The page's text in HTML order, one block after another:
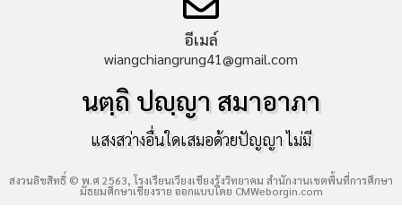
อีเมล์
wiangchiangrung41@gmail.com
นตฺถิ ปญฺญา สมาอาภา
แสงสว่างอื่นใดเสมอด้วยปัญญา ไม่มี
สงวนลิขสิทธิ์ © พ.ศ 2563, โรงเรียนเวียงเชียงรุ้งวิทยาคม สำนักงานเขตพื้นที่การศึกษา
มัธยมศึกษาเชียงราย ออกแบบโดย CMWeborgin.com